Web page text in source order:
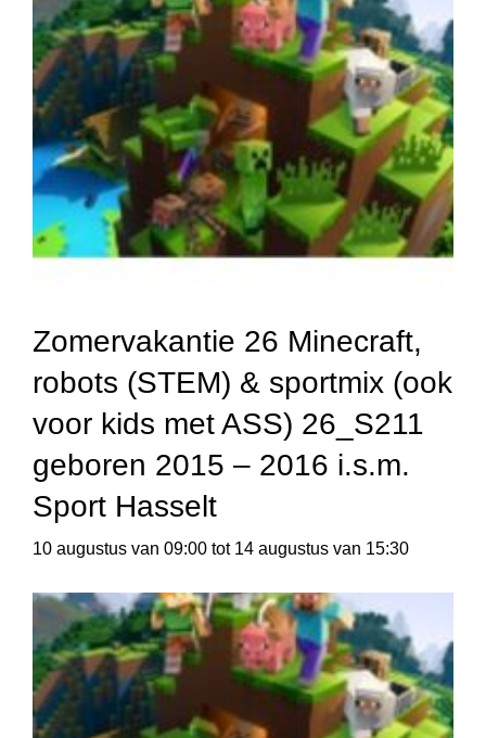
Zomervakantie 26 Minecraft,
robots (STEM) & sportmix (ook
voor kids met ASS) 26_S211
geboren 2015 – 2016 i.s.m.
Sport Hasselt
10 augustus van 09:00 tot 14 augustus van 15:30